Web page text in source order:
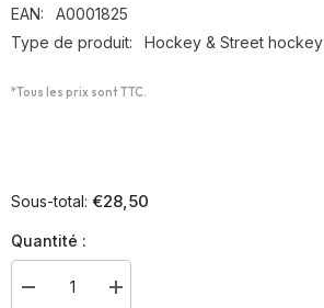
EAN:
A0001825
Type de produit:
Hockey & Street hockey
*Tous les prix sont TTC.
Sous-total: €28,50
Quantité :
Diminuer
Augmenter